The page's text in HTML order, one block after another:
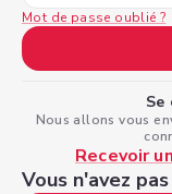
Mot de passe oublié ?
Se
Nous allons vous
Recevoir
Vous n'avez